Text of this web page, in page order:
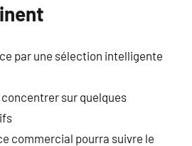
par une sélection intelligente
sur quelques
commercial pourra suivre le